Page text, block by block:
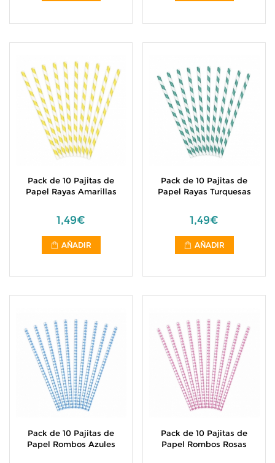
Pack de 10 Pajitas de
Papel Rayas Amarillas
1,49€
AÑADIR
Pack de 10 Pajitas de
Papel Rayas Turquesas
1,49€
AÑADIR
Pack de 10 Pajitas de
Papel Rombos Azules
Pack de 10 Pajitas de
Papel Rombos Rosas